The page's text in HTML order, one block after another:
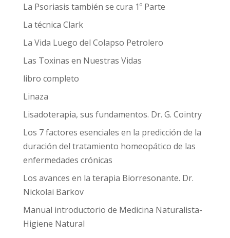
La Psoriasis también se cura 1º Parte
La técnica Clark
La Vida Luego del Colapso Petrolero
Las Toxinas en Nuestras Vidas
libro completo
Linaza
Lisadoterapia, sus fundamentos. Dr. G. Cointry
Los 7 factores esenciales en la predicción de la
duración del tratamiento homeopático de las
enfermedades crónicas
Los avances en la terapia Biorresonante. Dr.
Nickolai Barkov
Manual introductorio de Medicina Naturalista-
Higiene Natural